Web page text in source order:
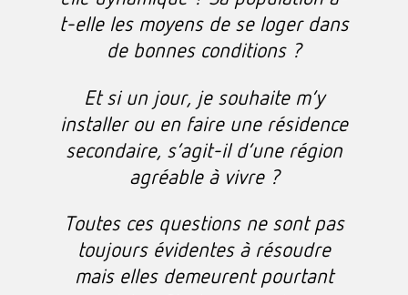
t-elle les moyens de se loger dans
de bonnes conditions ?
Et si un jour, je souhaite m’y
installer ou en faire une résidence
secondaire, s’agit-il d’une région
agréable à vivre ?
Toutes ces questions ne sont pas
toujours évidentes à résoudre
mais elles demeurent pourtant